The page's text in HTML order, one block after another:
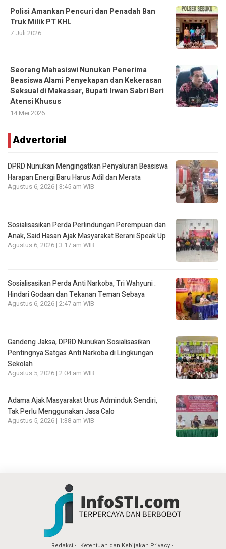
Polisi Amankan Pencuri dan Penadah Ban
Truk Milik PT KHL
7 Juli 2026
Seorang Mahasiswi Nunukan Penerima
Beasiswa Alami Penyekapan dan Kekerasan
Seksual di Makassar, Bupati Irwan Sabri Beri
Atensi Khusus
14 Mei 2026
Advertorial
DPRD Nunukan Mengingatkan Penyaluran Beasiswa
Harapan Energi Baru Harus Adil dan Merata
Agustus 6, 2026 | 3:45 am WIB
Sosialisasikan Perda Perlindungan Perempuan dan
Anak, Said Hasan Ajak Masyarakat Berani Speak Up
Agustus 6, 2026 | 3:17 am WIB
Sosialisasikan Perda Anti Narkoba, Tri Wahyuni :
Hindari Godaan dan Tekanan Teman Sebaya
Agustus 6, 2026 | 2:47 am WIB
Gandeng Jaksa, DPRD Nunukan Sosialisasikan
Pentingnya Satgas Anti Narkoba di Lingkungan
Sekolah
Agustus 5, 2026 | 2:04 am WIB
Adama Ajak Masyarakat Urus Adminduk Sendiri,
Tak Perlu Menggunakan Jasa Calo
Agustus 5, 2026 | 1:38 am WIB
Redaksi Ketentuan dan Kebijakan Privacy